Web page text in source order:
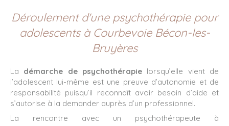
Déroulement d'une psychothérapie pour
adolescents à Courbevoie Bécon-les-
Bruyères
La démarche de psychothérapie lorsqu’elle vient de
l’adolescent lui-même est une preuve d’autonomie et de
responsabilité puisqu’il reconnaît avoir besoin d’aide et
s’autorise à la demander auprès d’un professionnel.
La rencontre avec un psychothérapeute à